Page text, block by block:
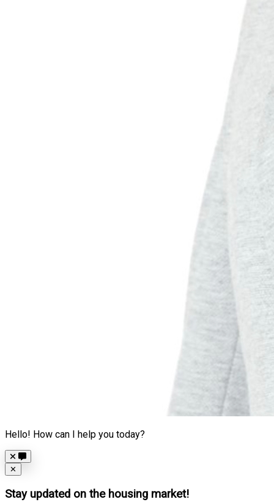
Hello! How can I help you today?
Close
✕
Stay updated on the housing market!